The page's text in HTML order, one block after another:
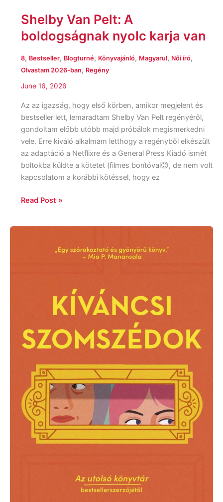
Shelby Van Pelt: A
boldogságnak nyolc karja van
8, Bestseller, Blogturné, Könyvajánló, Magyarul, Női író,
Olvastam 2026-ban, Regény
June 16, 2026
Az az igazság, hogy első körben, amikor megjelent és
bestseller lett, lemaradtam Shelby Van Pelt regényéről,
gondoltam előbb utóbb majd próbálok megismerkedni
vele. Erre kiváló alkalmam letthogy a regényből elkészült
az adaptáció a Netflixre és a General Press Kiadó ismét
boltokba küldte a kötetet (filmes borítóval😊, de nem volt
kapcsolatom a korábbi kötéssel, hogy ez
Read Post »